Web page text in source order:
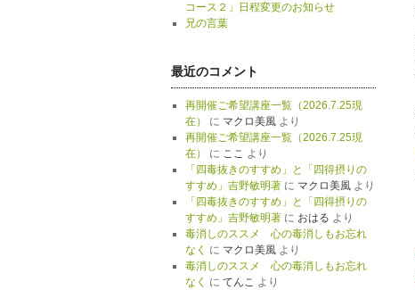
コース２」日程変更のお知らせ
兄の言葉
最近のコメント
再開催ご希望講座一覧（2026.7.25現
在）
に マクロ美風より
再開催ご希望講座一覧（2026.7.25現
在）
に ここ より
「四毒抜きのすすめ」と「四得摂りの
すすめ」吉野敏明著に マクロ美風より
「四毒抜きのすすめ」と「四得摂りの
すすめ」吉野敏明著に おはる より
毒消しのススメ 心の毒消しもお忘れ
なく に マクロ美風より
毒消しのススメ 心の毒消しもお忘れ
なく に てんこ より